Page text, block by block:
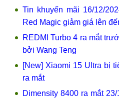
Tin khuyến mãi 16/12/
Red Magic giảm giá lên
REDMI Turbo 4 ra mắt
bởi Wang Teng
[New] Xiaomi 15 Ultra bị
ra mắt
Dimensity 8400 ra mắt